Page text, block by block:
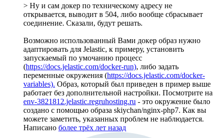
> Ну и сам докер по техническому адресу не
открывается, выводит в 504, либо вообще сбрасывает
соединение. Сказали, будут решать.
Возможно использованный Вами докер образ нужно
адаптировать для Jelastic, к примеру, установить
запускаемый по умочанию процесс
(https://docs.jelastic.com/docker-run), либо задать
переменные окружения (https://docs.jelastic.com/docker-
variables). Образ, который был приведен в пример выше
работает без дополнительной настройки. Посмотрите на
env-3821812.jelastic.regruhosting.ru - это окружение было
создано с помощью образа skiychan/nginx-php7. Как вы
можете заметить, указанных проблем не наблюдается.
Написано более трёх лет назад